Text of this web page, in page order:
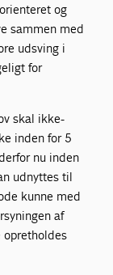
og
sammen med
udsving i
for
skal ikke-
inden for 5
nu inden
udnyttes til
kunne med
af